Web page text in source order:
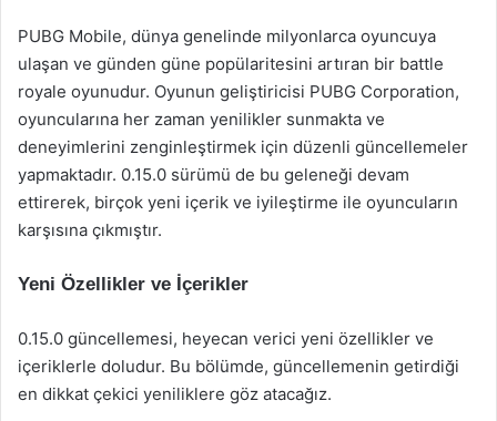
PUBG Mobile, dünya genelinde milyonlarca oyuncuya
ulaşan ve günden güne popülaritesini artıran bir battle
royale oyunudur. Oyunun geliştiricisi PUBG Corporation,
oyuncularına her zaman yenilikler sunmakta ve
deneyimlerini zenginleştirmek için düzenli güncellemeler
yapmaktadır. 0.15.0 sürümü de bu geleneği devam
ettirerek, birçok yeni içerik ve iyileştirme ile oyuncuların
karşısına çıkmıştır.
Yeni Özellikler ve İçerikler
0.15.0 güncellemesi, heyecan verici yeni özellikler ve
içeriklerle doludur. Bu bölümde, güncellemenin getirdiği
en dikkat çekici yeniliklere göz atacağız.